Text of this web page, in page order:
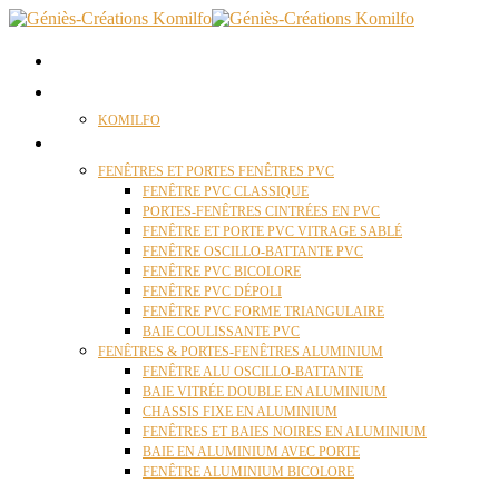
KOMILFO
FENÊTRES ET PORTES FENÊTRES PVC
FENÊTRE PVC CLASSIQUE
PORTES-FENÊTRES CINTRÉES EN PVC
FENÊTRE ET PORTE PVC VITRAGE SABLÉ
FENÊTRE OSCILLO-BATTANTE PVC
FENÊTRE PVC BICOLORE
FENÊTRE PVC DÉPOLI
FENÊTRE PVC FORME TRIANGULAIRE
BAIE COULISSANTE PVC
FENÊTRES & PORTES-FENÊTRES ALUMINIUM
FENÊTRE ALU OSCILLO-BATTANTE
BAIE VITRÉE DOUBLE EN ALUMINIUM
CHASSIS FIXE EN ALUMINIUM
FENÊTRES ET BAIES NOIRES EN ALUMINIUM
BAIE EN ALUMINIUM AVEC PORTE
FENÊTRE ALUMINIUM BICOLORE